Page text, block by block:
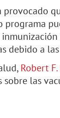
provocado
programa
debido a
Robert F.
las